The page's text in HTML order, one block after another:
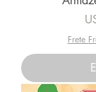
Frete